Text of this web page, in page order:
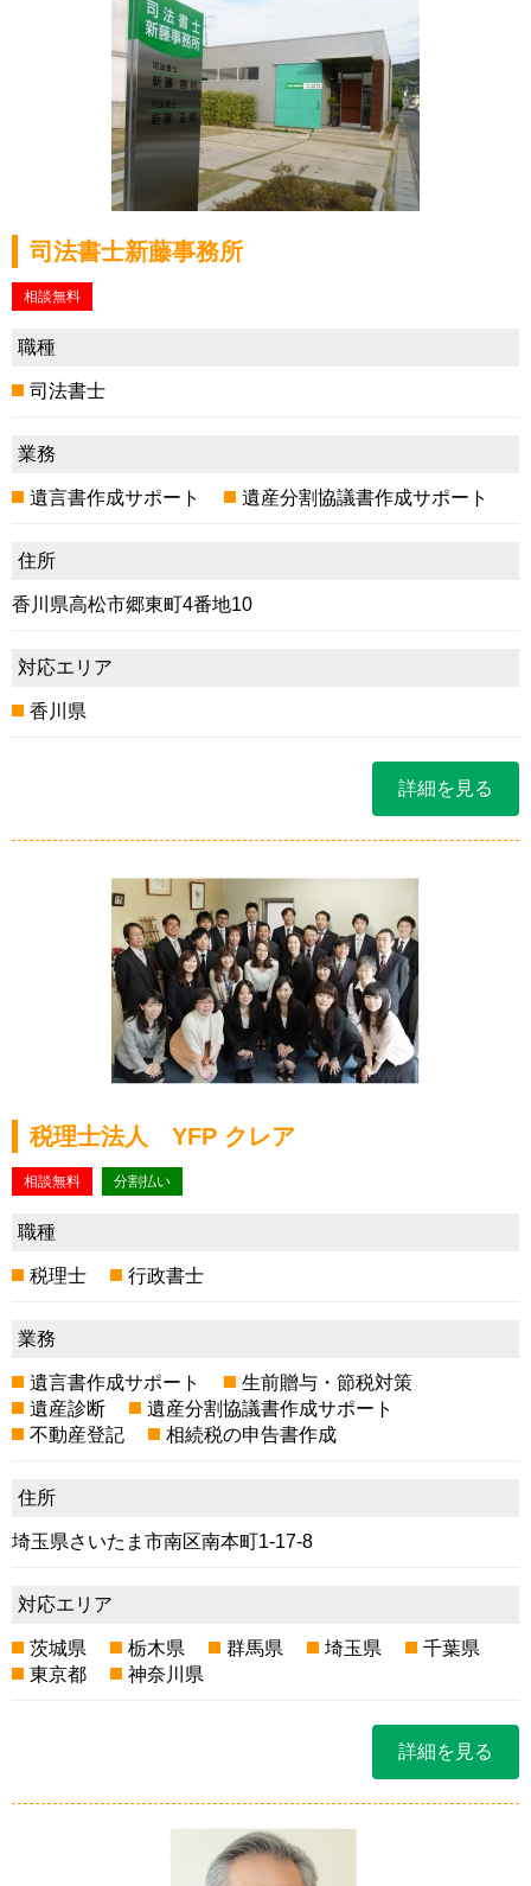
司法書士新藤事務所
相談無料
職種
司法書士
業務
遺言書作成サポート 遺産分割協議書作成サポート
住所
香川県高松市郷東町4番地10
対応エリア
香川県
詳細を見る
税理士法人 YFP クレア
相談無料 分割払い
職種
税理士 行政書士
業務
遺言書作成サポート
生前贈与・節税対策
遺産診断
遺産分割協議書作成サポート
不動産登記
相続税の申告書作成
住所
埼玉県さいたま市南区南本町1-17-8
対応エリア
茨城県 栃木県 群馬県 埼玉県
千葉県
東京都
神奈川県
詳細を見る